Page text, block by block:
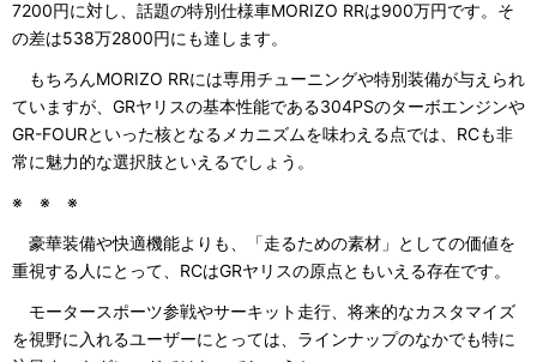
7200円に対し、話題の特別仕様車MORIZO RRは900万円です。そ
の差は538万2800円にも達します。
もちろんMORIZO RRには専用チューニングや特別装備が与えられ
ていますが、GRヤリスの基本性能である304PSのターボエンジンや
GR-FOURといった核となるメカニズムを味わえる点では、RCも非
常に魅力的な選択肢といえるでしょう。
※ ※ ※
豪華装備や快適機能よりも、「走るための素材」としての価値を
重視する人にとって、RCはGRヤリスの原点ともいえる存在です。
モータースポーツ参戦やサーキット走行、将来的なカスタマイズ
を視野に入れるユーザーにとっては、ラインナップのなかでも特に